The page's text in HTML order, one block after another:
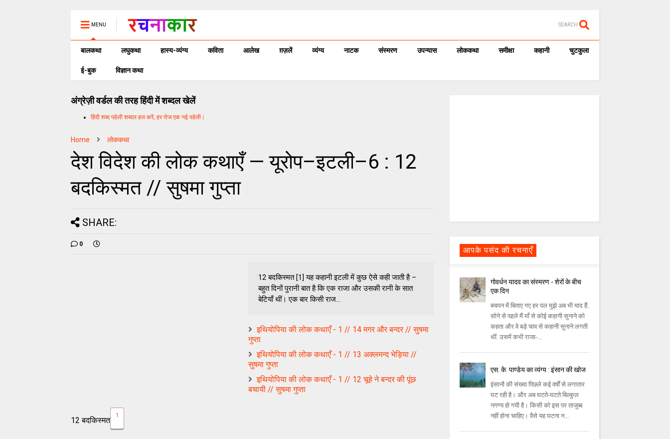
MENU SEARCH
बालकथा लघुकथा हास्य-व्यंग्य कविता आलेख ग़ज़लें व्यंग्य नाटक संस्मरण उपन्यास लोककथा समीक्षा कहानी चुटकुला
ई-बुक विज्ञान कथा
अंग्रेज़ी वर्डल की तरह हिंदी में शब्दल खेलें
हिंदी शब्द पहेली शब्दल हल करें, हर रोज एक नई पहेली।
Home लोककथा
देश विदेश की लोक कथाएँ — यूरोप–इटली–6 : 12
बदकिस्मत // सुषमा गुप्ता
SHARE:
0
12 बदकिस्मत [1] यह कहानी इटली में कुछ ऐसे कही जाती है –
बहुत दिनों पुरानी बात है कि एक राजा और उसकी रानी के सात
बेटियाँ थीं। एक बार किसी राज...
इथियोपिया की लोक कथाएँ - 1 // 14 मगर और बन्दर // सुषमा
गुप्ता
इथियोपिया की लोक कथाएँ - 1 // 13 अक्लमन्द भेड़िया //
सुषमा गुप्ता
इथियोपिया की लोक कथाएँ - 1 // 12 चूहे ने बन्दर की पूंछ
बचायी // सुषमा गुप्ता
12 बदकिस्मत
1
आपके पसंद की रचनाएँ
गोवर्धन यादव का संस्मरण - शेरों के बीच
एक दिन
बचपन में बिताए गए हर पल मुझे अब भी याद हैं.
सोने से पहले मैं माँ से कोई कहानी सुनाने को
कहता और वे बड़े चाव से कहानी सुनाने लगती
थीं. उसमें कभी राजा-...
एस. के. पाण्डेय का व्यंग्य : इंसान की खोज
इंसानों की संख्या पिछले कई वर्षों से लगातार
घट रही है। और अब घटते-घटते बिल्कुल
नगण्य हो गयी है। किसी को इस पर ताजुब्ब
नहीं होना चाहिए। वैसे यह घटना न...